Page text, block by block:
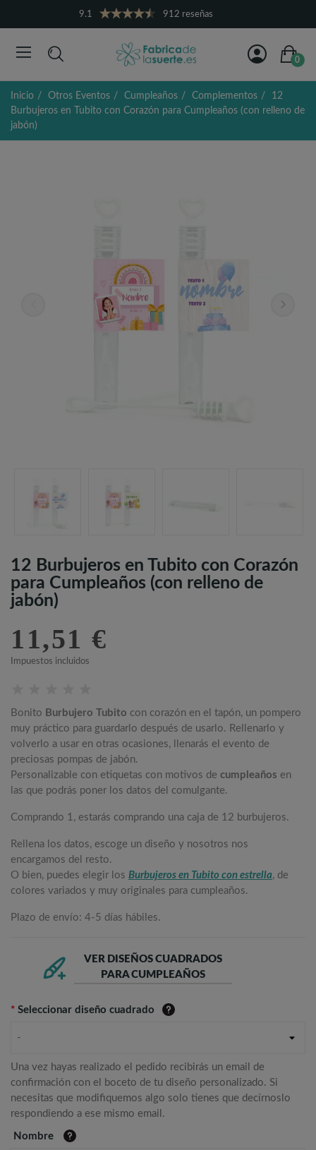
9.1 912 reseñas
0
Inicio Otros Eventos Cumpleaños Complementos
12
Burbujeros en Tubito con Corazón para Cumpleaños (con relleno de
jabón)
12 Burbujeros en Tubito con Corazón
para Cumpleaños (con relleno de
jabón)
11,51 €
Impuestos incluidos
Bonito Burbujero Tubito con corazón en el tapón, un pompero
muy práctico para guardarlo después de usarlo. Rellenarlo y
volverlo a usar en otras ocasiones, llenarás el evento de
preciosas pompas de jabón.
Personalizable con etiquetas con motivos de cumpleaños en
las que podrás poner los datos del comulgante.
Comprando 1, estarás comprando una caja de 12 burbujeros.
Rellena los datos, escoge un diseño y nosotros nos
encargamos del resto.
O bien, puedes elegir los Burbujeros en Tubito con estrella, de
colores variados y muy originales para cumpleaños.
Plazo de envío: 4-5 días hábiles.
VER DISEÑOS CUADRADOS
PARA CUMPLEAÑOS
* Seleccionar diseño cuadrado
-
Una vez hayas realizado el pedido recibirás un email de
confirmación con el boceto de tu diseño personalizado. Si
necesitas que modifiquemos algo solo tienes que decírnoslo
respondiendo a ese mismo email.
Nombre